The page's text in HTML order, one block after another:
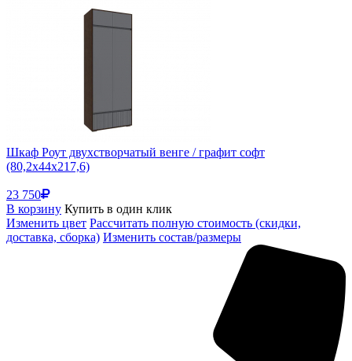
Шкаф Роут двухстворчатый венге / графит софт
(80,2x44x217,6)
23 750
В корзину Купить в один клик
Изменить цвет Рассчитать полную стоимость (скидки,
доставка, сборка) Изменить состав/размеры